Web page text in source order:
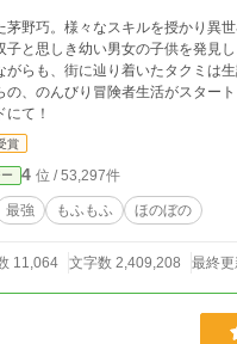
野巧。様々なスキルを授かり異
と思しき幼い男女の子供を発見
らも、街に辿り着いたタクミは
生活がスタート！ ＊＊＊この度アルファポリス
て！
賞
4 位 / 53,297件
最強 もふもふ ほのぼの
11,064 文字数 2,409,208 最終